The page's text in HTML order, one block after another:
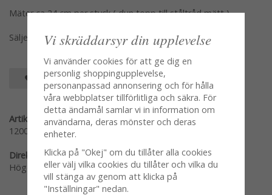
Mäter ca 24 cm per styck ( dun topp till ståltråd mätt )
Säljes i pack om bild 2
SPARA SOM FAVORIT
Artikelnummer:
12002
Direktlänk:
Högerklicka och kopiera adressen
Vi skräddarsyr din upplevelse
Vi använder cookies för att ge dig en
personlig shoppingupplevelse,
personanpassad annonsering och för hålla
våra webbplatser tillförlitliga och säkra. För
detta ändamål samlar vi in information om
användarna, deras mönster och deras
enheter.
Klicka på "Okej" om du tillåter alla cookies
eller välj vilka cookies du tillåter och vilka du
vill stänga av genom att klicka på
"Inställningar" nedan.